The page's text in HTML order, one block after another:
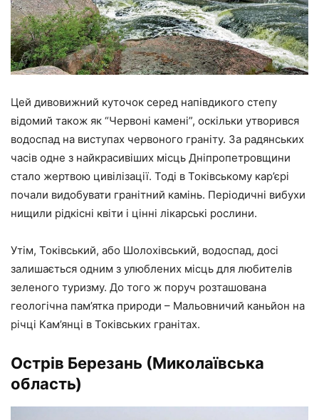
Цей дивовижний куточок серед напівдикого степу
відомий також як “Червоні камені”, оскільки утворився
водоспад на виступах червоного граніту. За радянських
часів одне з найкрасивіших місць Дніпропетровщини
стало жертвою цивілізації. Тоді в Токівському кар’єрі
почали видобувати гранітний камінь. Періодичні вибухи
нищили рідкісні квіти і цінні лікарські рослини.
Утім, Токівський, або Шолохівський, водоспад, досі
залишається одним з улюблених місць для любителів
зеленого туризму. До того ж поруч розташована
геологічна пам’ятка природи – Мальовничий каньйон на
річці Кам’янці в Токівських гранітах.
Острів Березань (Миколаївська
область)